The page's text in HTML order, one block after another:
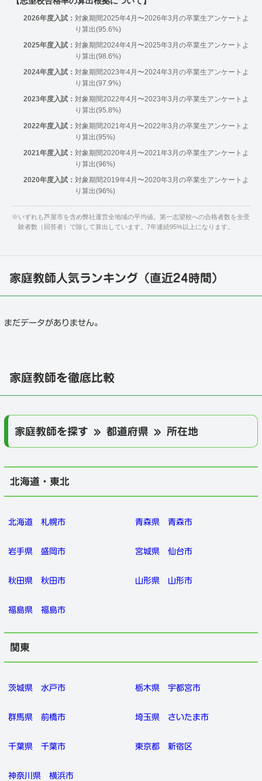
2026年度入試： 対象期間2025年4月〜2026年3月の卒業生アンケートよ
り算出(95.6%)
2025年度入試： 対象期間2024年4月〜2025年3月の卒業生アンケートよ
り算出(98.6%)
2024年度入試： 対象期間2023年4月〜2024年3月の卒業生アンケートよ
り算出(97.9%)
2023年度入試： 対象期間2022年4月〜2023年3月の卒業生アンケートよ
り算出(95.8%)
2022年度入試： 対象期間2021年4月〜2022年3月の卒業生アンケートよ
り算出(95%)
2021年度入試： 対象期間2020年4月〜2021年3月の卒業生アンケートよ
り算出(96%)
2020年度入試： 対象期間2019年4月〜2020年3月の卒業生アンケートよ
り算出(96%)
※いずれも芦屋市を含め弊社運営全地域の平均値。第一志望校への合格者数を全受
験者数（回答者）で除して算出しています。7年連続95%以上になります。
家庭教師人気ランキング（直近24時間）
まだデータがありません。
家庭教師を徹底比較
家庭教師を探す » 都道府県 » 所在地
北海道・東北
北海道 札幌市 青森県 青森市
岩手県 盛岡市 宮城県 仙台市
秋田県 秋田市 山形県 山形市
福島県 福島市
関東
茨城県 水戸市 栃木県 宇都宮市
群馬県 前橋市 埼玉県 さいたま市
千葉県 千葉市 東京都 新宿区
神奈川県 横浜市